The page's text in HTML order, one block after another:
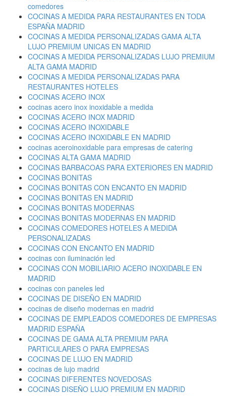
comedores
COCINAS A MEDIDA PARA RESTAURANTES EN TODA
ESPAÑA MADRID
COCINAS A MEDIDA PERSONALIZADAS GAMA ALTA
LUJO PREMIUM UNICAS EN MADRID
COCINAS A MEDIDA PERSONALIZADAS LUJO PREMIUM
ALTA GAMA MADRID
COCINAS A MEDIDA PERSONALIZADAS PARA
RESTAURANTES HOTELES
COCINAS ACERO INOX
cocinas acero inox inoxidable a medida
COCINAS ACERO INOX MADRID
COCINAS ACERO INOXIDABLE
COCINAS ACERO INOXIDABLE EN MADRID
cocinas aceroinoxidable para empresas de catering
COCINAS ALTA GAMA MADRID
COCINAS BARBACOAS PARA EXTERIORES EN MADRID
COCINAS BONITAS
COCINAS BONITAS CON ENCANTO EN MADRID
COCINAS BONITAS EN MADRID
COCINAS BONITAS MODERNAS
COCINAS BONITAS MODERNAS EN MADRID
COCINAS COMEDORES HOTELES A MEDIDA
PERSONALIZADAS
COCINAS CON ENCANTO EN MADRID
cocinas con iluminación led
COCINAS CON MOBILIARIO ACERO INOXIDABLE EN
MADRID
cocinas con paneles led
COCINAS DE DISEÑO EN MADRID
cocinas de diseño modernas en madrid
COCINAS DE EMPLEADOS COMEDORES DE EMPRESAS
MADRID ESPAÑA
COCINAS DE GAMA ALTA PREMIUM PARA
PARTICULARES O PARA EMPRESAS
COCINAS DE LUJO EN MADRID
cocinas de lujo madrid
COCINAS DIFERENTES NOVEDOSAS
COCINAS DISEÑO LUJO PREMIUM EN MADRID